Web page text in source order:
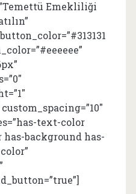
Emekliliği
text-color
background has-